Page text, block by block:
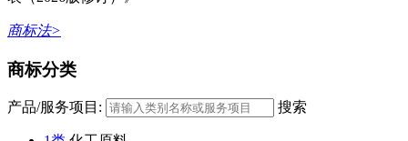
商标法>
商标分类
产品/服务项目: 搜索